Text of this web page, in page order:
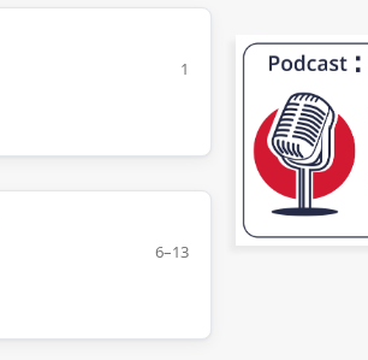
1
6–13